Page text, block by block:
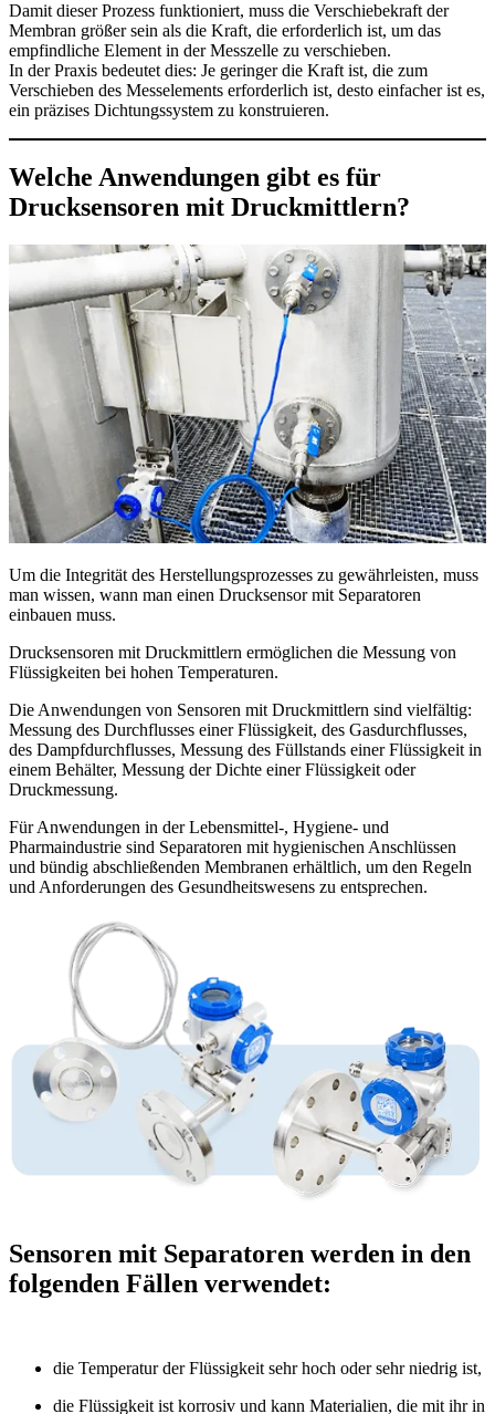
Damit dieser Prozess funktioniert, muss die Verschiebekraft der
Membran größer sein als die Kraft, die erforderlich ist, um das
empfindliche Element in der Messzelle zu verschieben.
In der Praxis bedeutet dies: Je geringer die Kraft ist, die zum
Verschieben des Messelements erforderlich ist, desto einfacher ist es,
ein präzises Dichtungssystem zu konstruieren.
Welche Anwendungen gibt es für
Drucksensoren mit Druckmittlern?
Um die Integrität des Herstellungsprozesses zu gewährleisten, muss
man wissen, wann man einen Drucksensor mit Separatoren
einbauen muss.
Drucksensoren mit Druckmittlern ermöglichen die Messung von
Flüssigkeiten bei hohen Temperaturen.
Die Anwendungen von Sensoren mit Druckmittlern sind vielfältig:
Messung des Durchflusses einer Flüssigkeit, des Gasdurchflusses,
des Dampfdurchflusses, Messung des Füllstands einer Flüssigkeit in
einem Behälter, Messung der Dichte einer Flüssigkeit oder
Druckmessung.
Für Anwendungen in der Lebensmittel-, Hygiene- und
Pharmaindustrie sind Separatoren mit hygienischen Anschlüssen
und bündig abschließenden Membranen erhältlich, um den Regeln
und Anforderungen des Gesundheitswesens zu entsprechen.
Sensoren mit Separatoren werden in den
folgenden Fällen verwendet:
die Temperatur der Flüssigkeit sehr hoch oder sehr niedrig ist,
die Flüssigkeit ist korrosiv und kann Materialien, die mit ihr in